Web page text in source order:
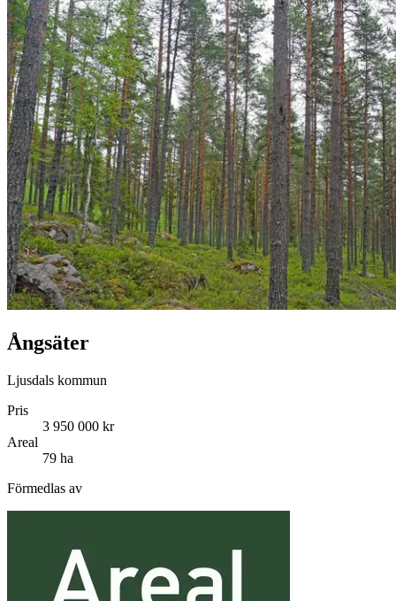
Ångsäter
Ljusdals kommun
Pris
3 950 000 kr
Areal
79 ha
Förmedlas av